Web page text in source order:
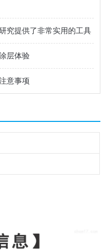
究提供了非常实用的工具
层体验
意事项